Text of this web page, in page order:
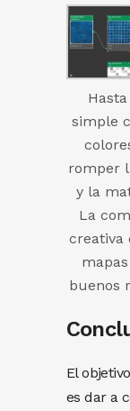
simple
romper
y la
La
creativa
buenos
El
es dar a